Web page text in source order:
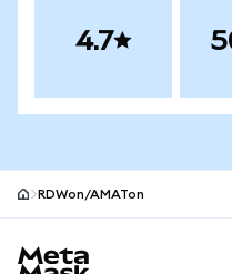
4.7
RDWon/AMATon